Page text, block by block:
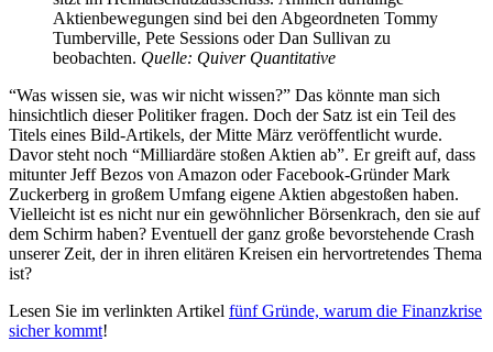
Aktienbewegungen sind bei den Abgeordneten Tommy
Tumberville, Pete Sessions oder Dan Sullivan zu
beobachten. Quelle: Quiver Quantitative
“Was wissen sie, was wir nicht wissen?” Das könnte man sich
hinsichtlich dieser Politiker fragen. Doch der Satz ist ein Teil des
Titels eines Bild-Artikels, der Mitte März veröffentlicht wurde.
Davor steht noch “Milliardäre stoßen Aktien ab”. Er greift auf, dass
mitunter Jeff Bezos von Amazon oder Facebook-Gründer Mark
Zuckerberg in großem Umfang eigene Aktien abgestoßen haben.
Vielleicht ist es nicht nur ein gewöhnlicher Börsenkrach, den sie auf
dem Schirm haben? Eventuell der ganz große bevorstehende Crash
unserer Zeit, der in ihren elitären Kreisen ein hervortretendes Thema
ist?
Lesen Sie im verlinkten Artikel fünf Gründe, warum die Finanzkrise
sicher kommt!